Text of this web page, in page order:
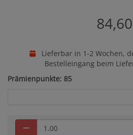
Lieferbar in 1-2 Wochen,
Bestelleingang beim
Prämienpunkte: 85